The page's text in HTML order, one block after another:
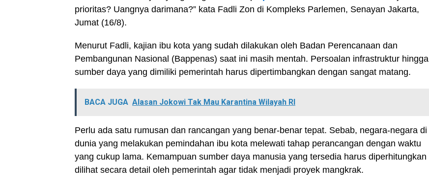
prioritas? Uangnya darimana?” kata Fadli Zon di Kompleks Parlemen, Senayan Jakarta,
Jumat (16/8).
Menurut Fadli, kajian ibu kota yang sudah dilakukan oleh Badan Perencanaan dan
Pembangunan Nasional (Bappenas) saat ini masih mentah. Persoalan infrastruktur hingga
sumber daya yang dimiliki pemerintah harus dipertimbangkan dengan sangat matang.
BACA JUGA Alasan Jokowi Tak Mau Karantina Wilayah RI
Perlu ada satu rumusan dan rancangan yang benar-benar tepat. Sebab, negara-negara di
dunia yang melakukan pemindahan ibu kota melewati tahap perancangan dengan waktu
yang cukup lama. Kemampuan sumber daya manusia yang tersedia harus diperhitungkan
dilihat secara detail oleh pemerintah agar tidak menjadi proyek mangkrak.